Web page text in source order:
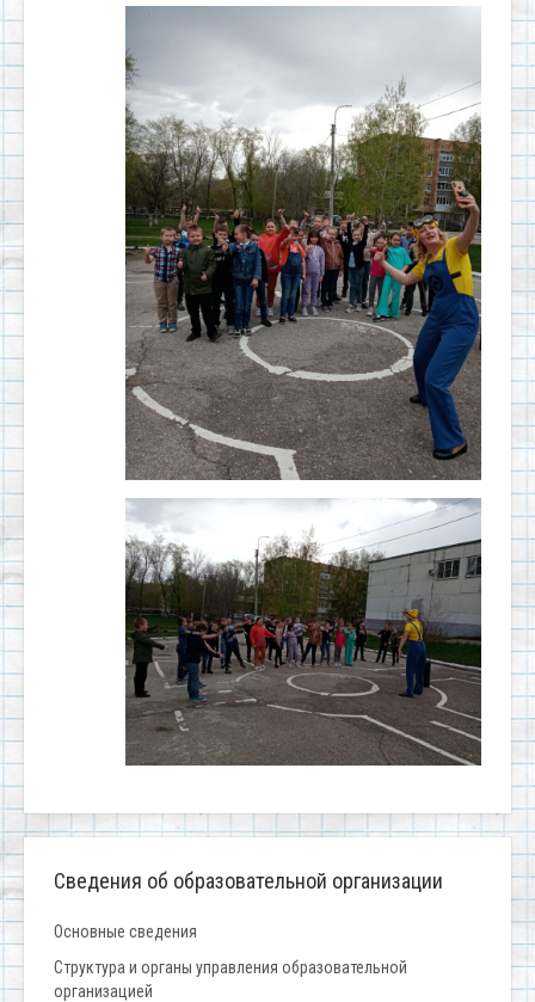
Сведения об образовательной организации
Основные сведения
Структура и органы управления образовательной
организацией